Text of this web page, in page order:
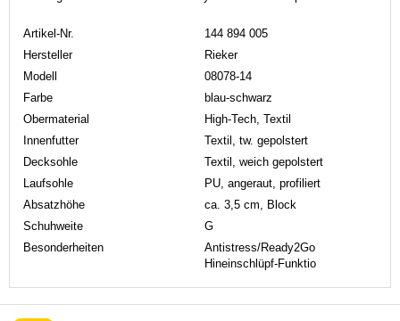
Artikel-Nr.
144 894 005
Hersteller
Rieker
Modell
08078-14
Farbe
blau-schwarz
Obermaterial
High-Tech, Textil
Innenfutter
Textil, tw. gepolstert
Decksohle
Textil, weich gepolstert
Laufsohle
PU, angeraut, profiliert
Absatzhöhe
ca. 3,5 cm, Block
Schuhweite
G
Besonderheiten
Antistress/Ready2Go
Hineinschlüpf-Funktio